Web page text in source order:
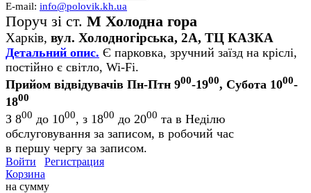
E-mail: info@polovik.kh.ua
Поруч зі ст. М Холодна гора
Харків, вул. Холодногірська, 2А, ТЦ КАЗКА
Детальний опис. Є парковка, зручний заїзд на кріслі,
постійно є світло, Wi-Fi.
Прийом відвідувачів Пн-Птн 900-1900, Субота 1000-
1800
З 800 до 1000, з 1800 до 2000 та в Неділю
обслуговування за записом, в робочий час
в першу чергу за записом.
Войти
Регистрация
Корзина
на сумму